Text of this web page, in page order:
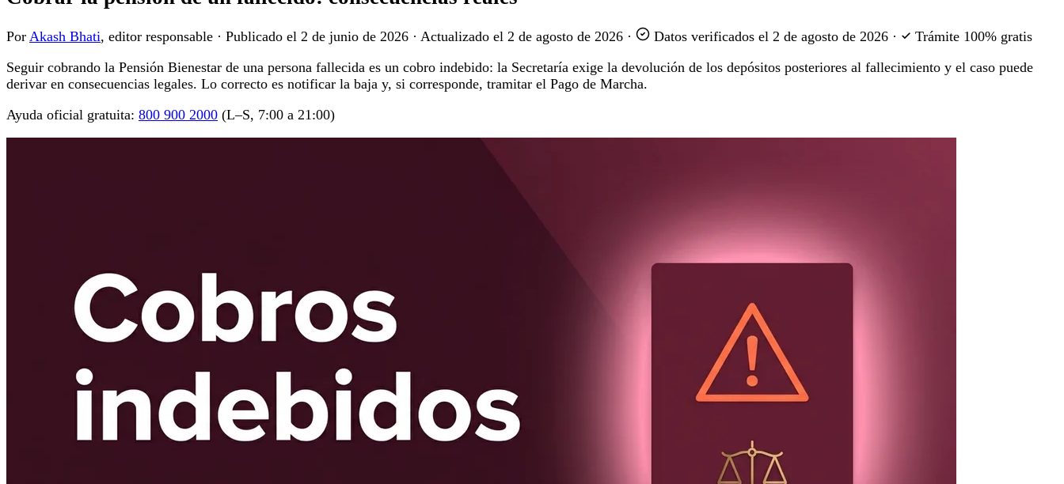
Por Akash Bhati, editor responsable · Publicado el 2 de junio de 2026 · Actualizado el 2 de agosto de 2026 · Datos verificados el 2 de agosto de 2026 ·
Trámite 100% gratis
Seguir cobrando la Pensión Bienestar de una persona fallecida es un cobro indebido: la Secretaría exige la devolución de los depósitos posteriores al fallecimiento y el caso puede
derivar en consecuencias legales. Lo correcto es notificar la baja y, si corresponde, tramitar el Pago de Marcha.
Ayuda oficial gratuita: 800 900 2000 (L–S, 7:00 a 21:00)